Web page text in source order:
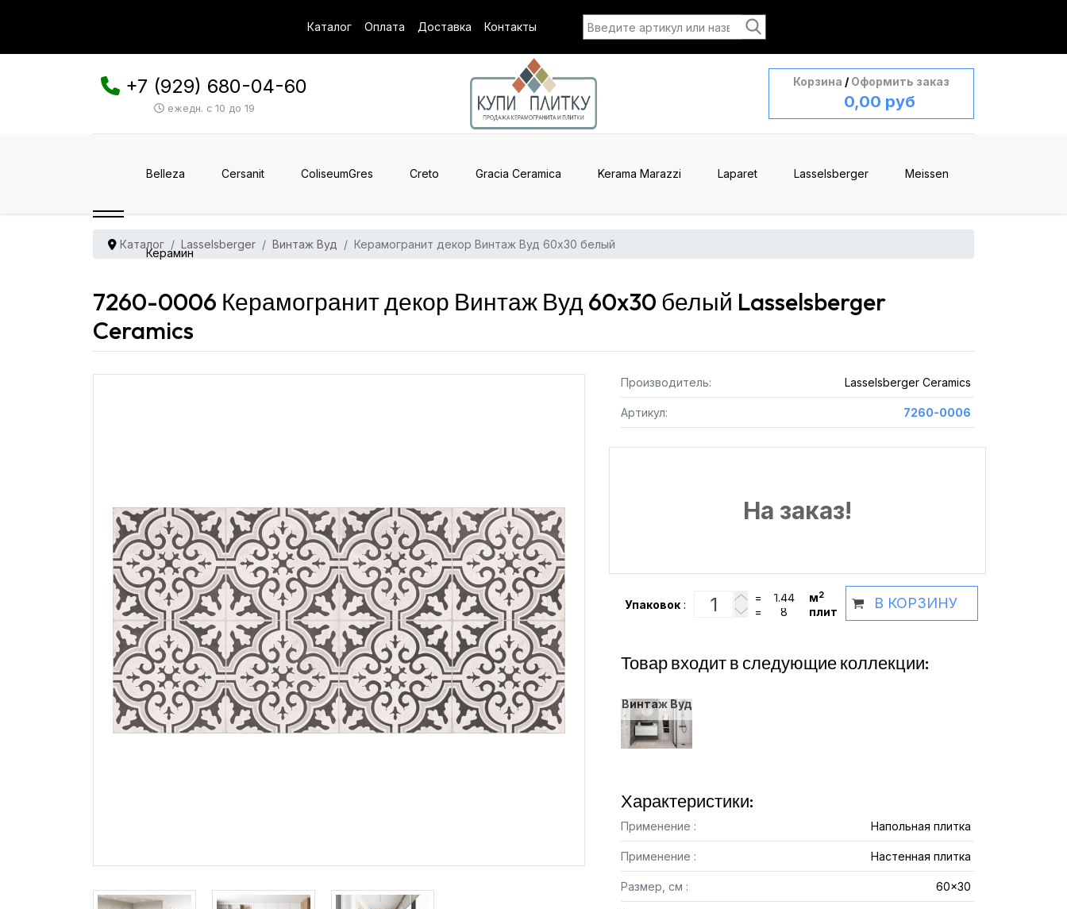
Каталог Оплата Доставка Контакты
+7 (929) 680-04-60
ежедн. с 10 до 19
Корзина / Оформить заказ
0,00 руб
Belleza Cersanit ColiseumGres Creto Gracia Ceramica Kerama Marazzi Laparet Lasselsberger Meissen
Керамин
Каталог Lasselsberger Винтаж Вуд Керамогранит декор Винтаж Вуд 60x30 белый
7260-0006 Керамогранит декор Винтаж Вуд 60x30 белый Lasselsberger
Ceramics
Производитель: Lasselsberger Ceramics
Артикул: 7260-0006
На заказ!
Упаковок :
= м2
= плит
В КОРЗИНУ
Товар входит в следующие коллекции:
Винтаж Вуд
Характеристики:
Применение : Напольная плитка
Применение : Настенная плитка
Размер, см : 60x30